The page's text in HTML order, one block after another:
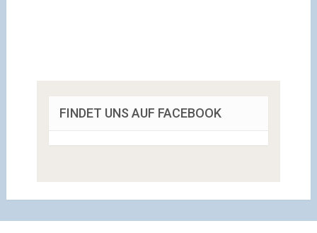
FINDET UNS AUF FACEBOOK